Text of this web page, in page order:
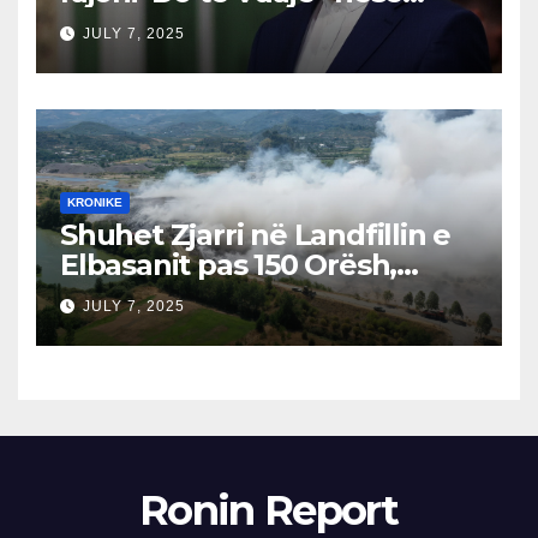
Izraeli Nuk Mbahet
Përgjegjës
JULY 7, 2025
KRONIKE
Shuhet Zjarri në Landfillin e
Elbasanit pas 150 Orësh,
Fillon Vlerësimi i Dëmeve
JULY 7, 2025
Ronin Report